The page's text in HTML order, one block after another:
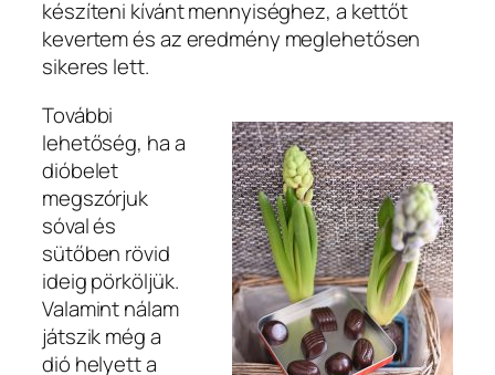
készíteni kívánt mennyiséghez, a kettőt
kevertem és az eredmény meglehetősen
sikeres lett.
További
lehetőség, ha a
dióbelet
megszórjuk
sóval és
sütőben rövid
ideig pörköljük.
Valamint nálam
játszik még a
dió helyett a